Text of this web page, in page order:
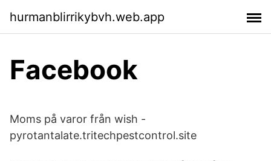
hurmanblirrikybvh.web.app
Facebook
Moms på varor från wish -
pyrotantalate.tritechpestcontrol.site